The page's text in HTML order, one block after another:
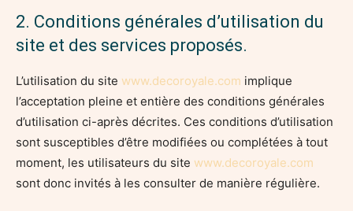
2. Conditions générales d’utilisation du
site et des services proposés.
L’utilisation du site www.decoroyale.com implique
l’acceptation pleine et entière des conditions générales
d’utilisation ci-après décrites. Ces conditions d’utilisation
sont susceptibles d’être modifiées ou complétées à tout
moment, les utilisateurs du site www.decoroyale.com
sont donc invités à les consulter de manière régulière.